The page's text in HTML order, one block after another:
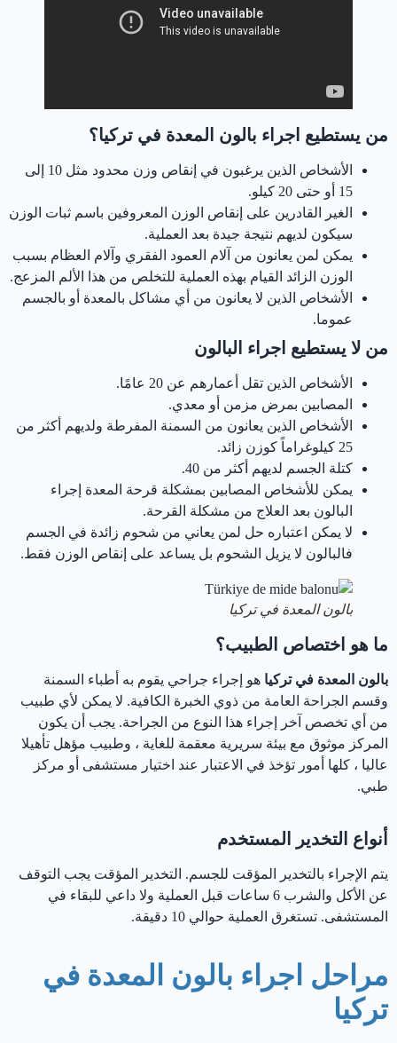
بالون المعدة في تركيا
من يستطيع اجراء بالون المعدة في تركيا؟
الأشخاص الذين يرغبون في إنقاص وزن محدود مثل 10 إلى
15 أو حتى 20 كيلو.
الغير القادرين على إنقاص الوزن المعروفين باسم ثبات الوزن
سيكون لديهم نتيجة جيدة بعد العملية.
يمكن لمن يعانون من آلام العمود الفقري وآلام العظام بسبب
الوزن الزائد القيام بهذه العملية للتخلص من هذا الألم المزعج.
الأشخاص الذين لا يعانون من أي مشاكل بالمعدة أو بالجسم
عموما.
من لا يستطيع اجراء البالون
الأشخاص الذين تقل أعمارهم عن 20 عامًا.
المصابين بمرض مزمن أو معدي.
الأشخاص الذين يعانون من السمنة المفرطة ولديهم أكثر من
25 كيلوغراماً كوزن زائد.
كتلة الجسم لديهم أكثر من 40.
يمكن للأشخاص المصابين بمشكلة قرحة المعدة إجراء
البالون بعد العلاج من مشكلة القرحة.
لا يمكن اعتباره حل لمن يعاني من شحوم زائدة في الجسم
فالبالون لا يزيل الشحوم بل يساعد على إنقاص الوزن فقط.
بالون المعدة في تركيا
ما هو اختصاص الطبيب؟
بالون المعدة في تركيا هو إجراء جراحي يقوم به أطباء السمنة
وقسم الجراحة العامة من ذوي الخبرة الكافية. لا يمكن لأي طبيب
من أي تخصص آخر إجراء هذا النوع من الجراحة. يجب أن يكون
المركز موثوق مع بيئة سريرية معقمة للغاية ، وطبيب مؤهل تأهيلا
عاليا ، كلها أمور تؤخذ في الاعتبار عند اختيار مستشفى أو مركز
طبي.
أنواع التخدير المستخدم
يتم الإجراء بالتخدير المؤقت للجسم. التخدير المؤقت يجب التوقف
عن الأكل والشرب 6 ساعات قبل العملية ولا داعي للبقاء في
المستشفى. تستغرق العملية حوالي 10 دقيقة.
مراحل اجراء بالون المعدة في
تركيا